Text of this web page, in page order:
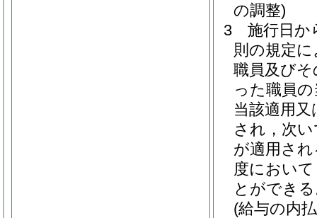
の調整)
3
施行日か
則の規定
職員及び
った職員
当該適用
され，次
が適用さ
度におい
とができ
(給与の内